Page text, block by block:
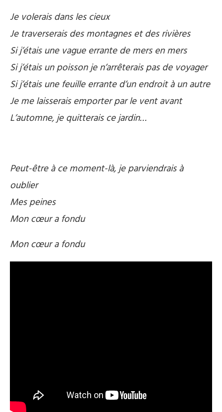
Je volerais dans les cieux
Je traverserais des montagnes et des rivières
Si j’étais une vague errante de mers en mers
Si j’étais un poisson je n’arrêterais pas de voyager
Si j’étais une feuille errante d’un endroit à un autre
Je me laisserais emporter par le vent avant
L’automne, je quitterais ce jardin…
Peut-être à ce moment-là, je parviendrais à
oublier
Mes peines
Mon cœur a fondu
Mon cœur a fondu